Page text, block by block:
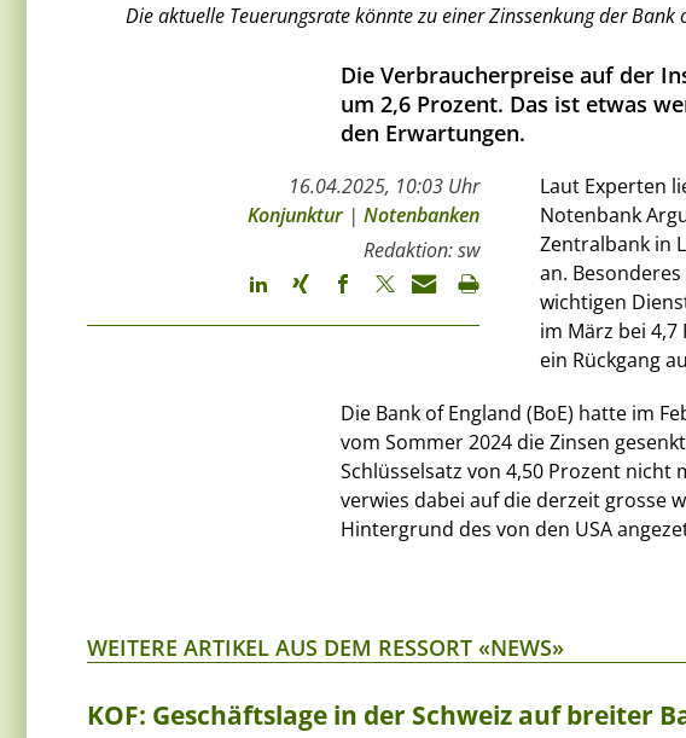
Die aktuelle Teuerungsrate könnte zu einer Zinssenkung der
Die Verbraucherpreise auf der
um 2,6 Prozent. Das ist etwas
den Erwartungen.
16.04.2025, 10:03 Uhr
Konjunktur | Notenbanken
Redaktion: sw
Laut Experten
Notenbank
Zentralbank in
an.
wichtigen
im März bei
ein Rückgang
Die Bank of England (BoE) hatte im
vom Sommer 2024 die Zinsen
Schlüsselsatz von 4,50 Prozent nicht
verwies dabei auf die derzeit grosse
Hintergrund des von den USA
WEITERE ARTIKEL AUS DEM RESSORT «NEWS»
KOF: Geschäftslage in der Schweiz auf breiter